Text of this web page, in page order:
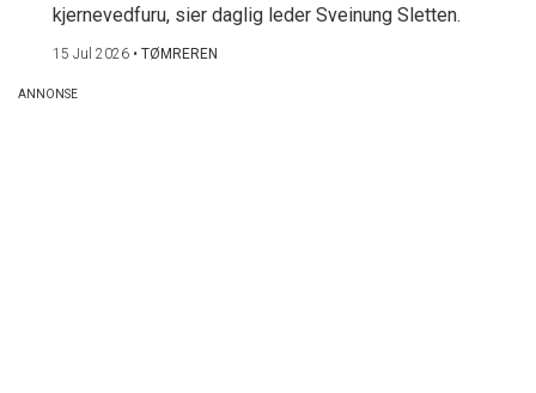
kjernevedfuru, sier daglig leder Sveinung Sletten.
15 Jul 2026 • TØMREREN